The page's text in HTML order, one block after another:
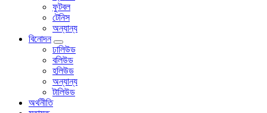
ফুটবল
টেনিস
অন্যান্য
বিনোদন
ঢালিউড
বলিউড
হলিউড
অন্যান্য
টালিউড
অর্থনীতি